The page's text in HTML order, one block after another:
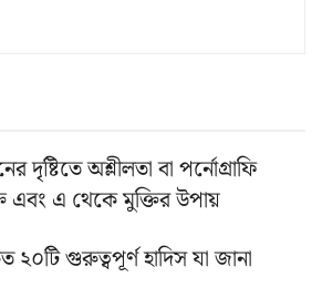
দৃষ্টিতে অশ্লীলতা বা পর্নোগ্রাফি
এবং এ থেকে মুক্তির উপায়
২০টি গুরুত্বপূর্ণ হাদিস যা জানা